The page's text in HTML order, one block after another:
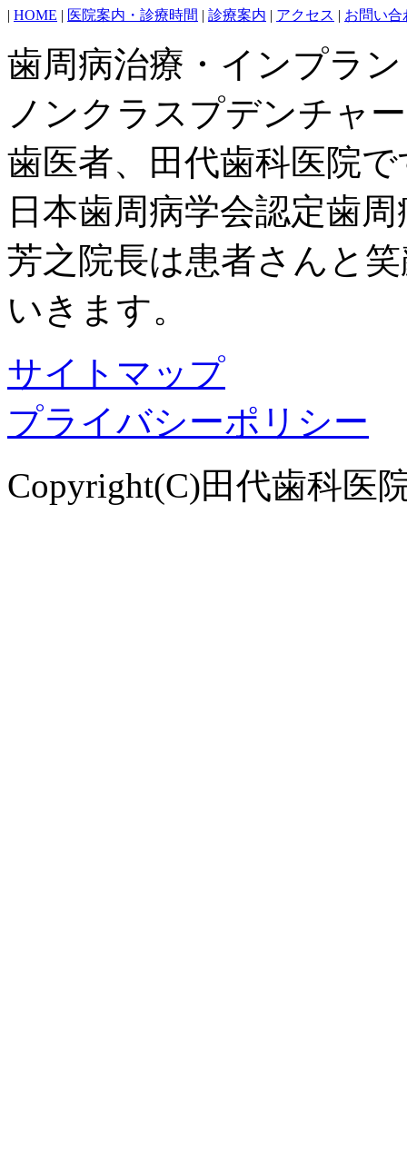
| HOME | 医院案内・診療時間 | 診療案内 | アクセス | お問い合
歯周病治療・インプラ
ノンクラスプデンチャ
歯医者、田代歯科医院
日本歯周病学会認定歯
芳之院長は患者さんと
いきます。
サイトマップ
プライバシーポリシー
Copyright(C)田代歯科医